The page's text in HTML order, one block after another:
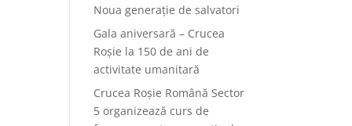
Noua generație de salvatori
Gala aniversară – Crucea
Roșie la 150 de ani de
activitate umanitară
Crucea Roșie Română Sector
5 organizează curs de